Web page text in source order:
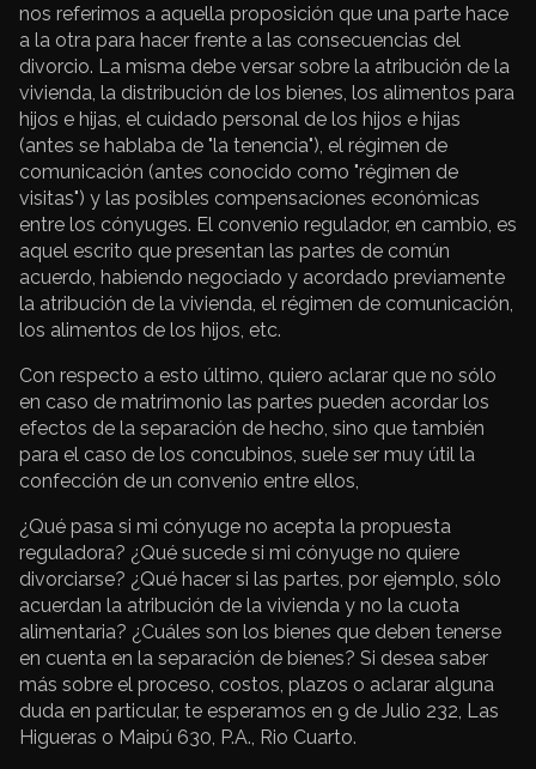
nos referimos a aquella proposición que una parte hace
a la otra para hacer frente a las consecuencias del
divorcio. La misma debe versar sobre la atribución de la
vivienda, la distribución de los bienes, los alimentos para
hijos e hijas, el cuidado personal de los hijos e hijas
(antes se hablaba de "la tenencia"), el régimen de
comunicación (antes conocido como "régimen de
visitas") y las posibles compensaciones económicas
entre los cónyuges. El convenio regulador, en cambio, es
aquel escrito que presentan las partes de común
acuerdo, habiendo negociado y acordado previamente
la atribución de la vivienda, el régimen de comunicación,
los alimentos de los hijos, etc.
Con respecto a esto último, quiero aclarar que no sólo
en caso de matrimonio las partes pueden acordar los
efectos de la separación de hecho, sino que también
para el caso de los concubinos, suele ser muy útil la
confección de un convenio entre ellos,
¿Qué pasa si mi cónyuge no acepta la propuesta
reguladora? ¿Qué sucede si mi cónyuge no quiere
divorciarse? ¿Qué hacer si las partes, por ejemplo, sólo
acuerdan la atribución de la vivienda y no la cuota
alimentaria? ¿Cuáles son los bienes que deben tenerse
en cuenta en la separación de bienes? Si desea saber
más sobre el proceso, costos, plazos o aclarar alguna
duda en particular, te esperamos en 9 de Julio 232, Las
Higueras o Maipú 630, P.A., Rio Cuarto.